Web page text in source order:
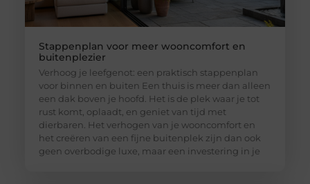
Stappenplan voor meer wooncomfort en
buitenplezier
Verhoog je leefgenot: een praktisch stappenplan
voor binnen en buiten Een thuis is meer dan alleen
een dak boven je hoofd. Het is de plek waar je tot
rust komt, oplaadt, en geniet van tijd met
dierbaren. Het verhogen van je wooncomfort en
het creëren van een fijne buitenplek zijn dan ook
geen overbodige luxe, maar een investering in je